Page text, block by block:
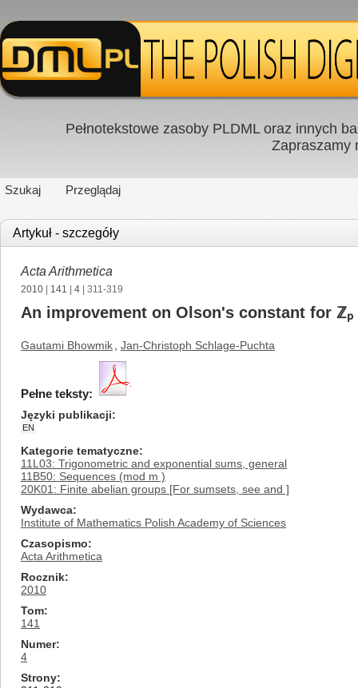
Pełnotekstowe zasoby PLDML oraz innych
Zapraszamy
Szukaj Przeglądaj
Artykuł - szczegóły
Acta Arithmetica
2010 141 4 | 311-319
An improvement on Olson's constant for
Gautami Bhowmik Jan-Christoph Schlage-Puchta
Pełne teksty:
Języki publikacji
EN
Kategorie tematyczne
11L03: Trigonometric and exponential sums, general
11B50: Sequences (mod m )
20K01: Finite abelian groups [For sumsets, see and ]
Wydawca
Institute of Mathematics Polish Academy of Sciences
Czasopismo
Acta Arithmetica
Rocznik
2010
Tom
141
Numer
4
Strony